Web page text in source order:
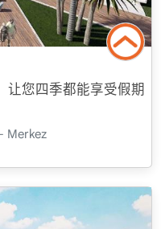
让您四季都能享受假期
Merkez